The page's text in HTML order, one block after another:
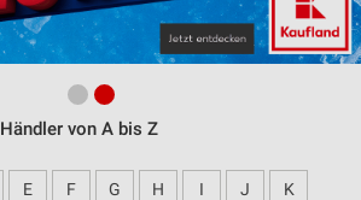
Händler von A bis Z
E F G H I J K